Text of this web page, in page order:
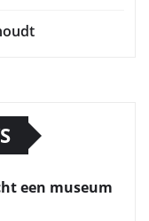
een museum